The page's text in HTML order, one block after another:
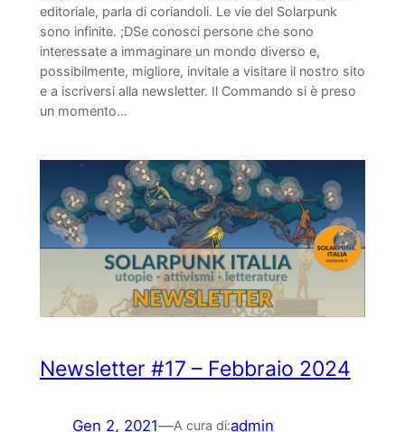
editoriale, parla di coriandoli. Le vie del Solarpunk
sono infinite. ;DSe conosci persone che sono
interessate a immaginare un mondo diverso e,
possibilmente, migliore, invitale a visitare il nostro sito
e a iscriversi alla newsletter. Il Commando si è preso
un momento…
Newsletter #17 – Febbraio 2024
Gen 2, 2021—A cura di:admin